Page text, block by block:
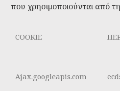
που χρησιμοποιούνται από
COOKIE
Ajax.googleapis.com